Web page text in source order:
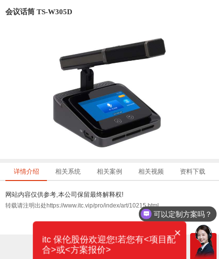
会议话筒 TS-W305D
详情介绍 相关系统 相关案例 相关视频 资料下载
网站内容仅供参考,本公司保留最终解释权!
转载请注明出处https://www.itc.vip/pro/index/art/10215.html
可以定制方案吗？
×
itc 保伦股份欢迎您!若您有<项目配
合>或<方案报价>